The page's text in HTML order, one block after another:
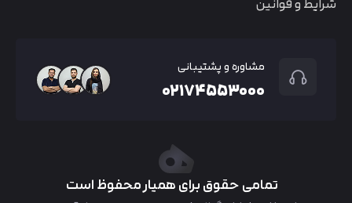
مشاوره و پشتیبانی
۰۲۱۷۴۵۵۳۰۰۰
تمامی حقوق برای همیار محفوظ است